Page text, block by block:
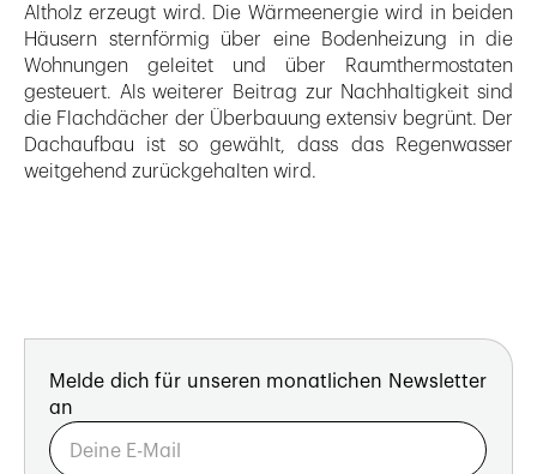
Altholz erzeugt wird. Die Wärmeenergie wird in beiden
Häusern sternförmig über eine Bodenheizung in die
Wohnungen geleitet und über Raumthermostaten
gesteuert. Als weiterer Beitrag zur Nachhaltigkeit sind
die Flachdächer der Überbauung extensiv begrünt. Der
Dachaufbau ist so gewählt, dass das Regenwasser
weitgehend zurückgehalten wird.
Melde dich für unseren monatlichen Newsletter
an